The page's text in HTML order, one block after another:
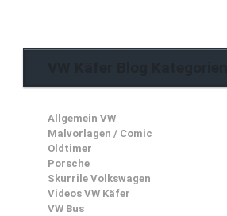
Allgemein VW
Malvorlagen / Comic
Oldtimer
Porsche
Skurrile Volkswagen
Videos VW Käfer
VW Bus